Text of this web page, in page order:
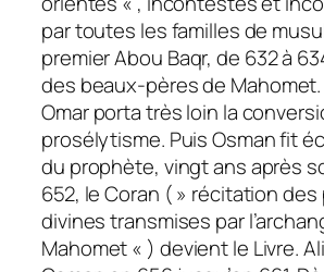
par toutes les familles de
premier Abou Baqr, de 632 à
des beaux-pères de Mahomet.
Omar porta très loin la
prosélytisme. Puis Osman fit
du prophète, vingt ans après
652, le Coran ( » récitation des
divines transmises par
Mahomet « ) devient le Livre.